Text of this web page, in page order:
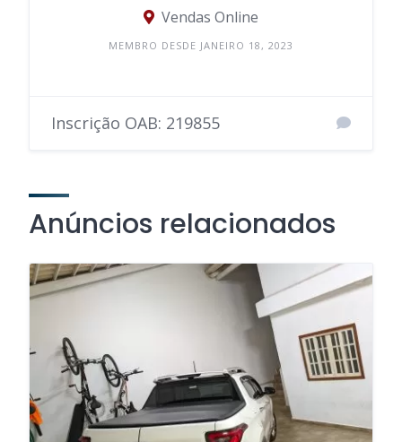
Vendas Online
MEMBRO DESDE JANEIRO 18, 2023
Inscrição OAB: 219855
Anúncios relacionados